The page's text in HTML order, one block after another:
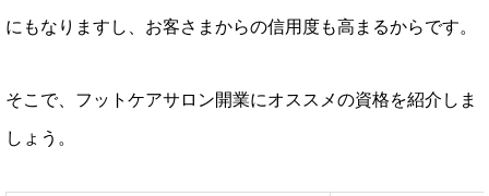
にもなりますし、お客さまからの信用度も高まるからです。
そこで、フットケアサロン開業にオススメの資格を紹介しま
しょう。